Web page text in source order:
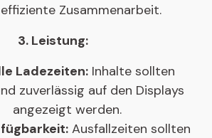
Zusammenarbeit.
3. Leistung:
Ladezeiten: Inhalte sollten
zuverlässig auf den Displays
angezeigt werden.
Ausfallzeiten sollten